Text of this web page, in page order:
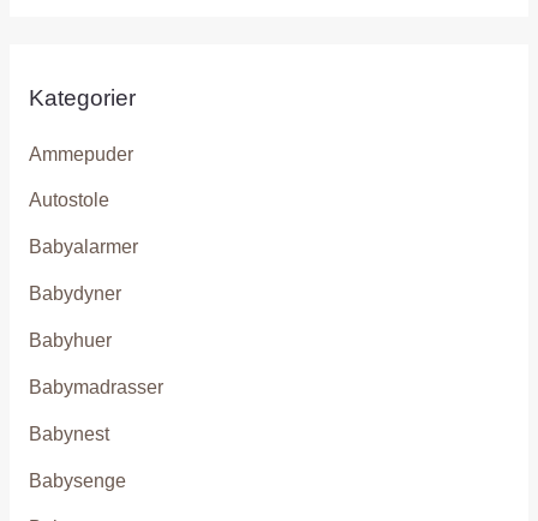
Kategorier
Ammepuder
Autostole
Babyalarmer
Babydyner
Babyhuer
Babymadrasser
Babynest
Babysenge